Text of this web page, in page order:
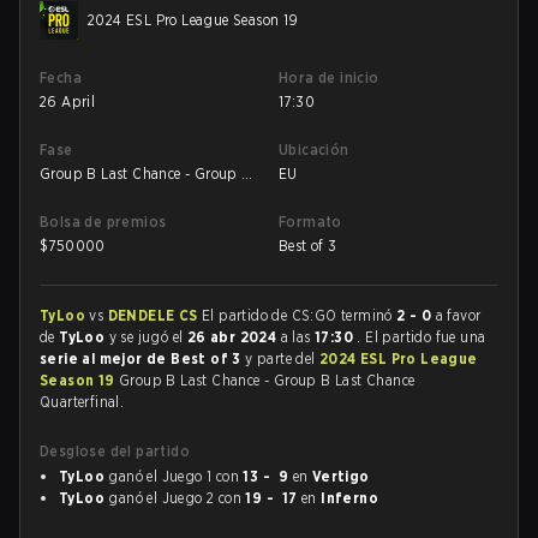
2024 ESL Pro League Season 19
Fecha
26 April
Hora de inicio
17:30
Fase
Group B Last Chance - Group B
Ubicación
EU
Bolsa de premios
$750000
Formato
Best of 3
TyLoovs DENDELE CS El partido de CS:GO terminó 2 - 0 a favor
de TyLoo y se jugó el 26 abr 2024 a las17:30 . El partido fue una
serie al mejor de Best of 3y parte del 2024 ESL Pro League
Season 19 Group B Last Chance - Group B Last Chance
Quarterfinal.
Desglose del partido
TyLoo ganó el Juego 1 con13 - 9 en Vertigo
TyLoo ganó el Juego 2 con19 - 17 en Inferno